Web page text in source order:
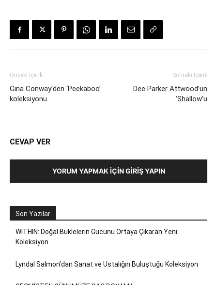
Önceki İçerik
Gina Conway’den ‘Peekaboo’
koleksiyonu
Sonraki İçerik
Dee Parker Attwood’un
‘Shallow’u
CEVAP VER
YORUM YAPMAK İÇIN GIRIŞ YAPIN
Son Yazılar
WITHIN: Doğal Buklelerin Gücünü Ortaya Çıkaran Yeni
Koleksiyon
Lyndal Salmon’dan Sanat ve Ustalığın Buluştuğu Koleksiyon